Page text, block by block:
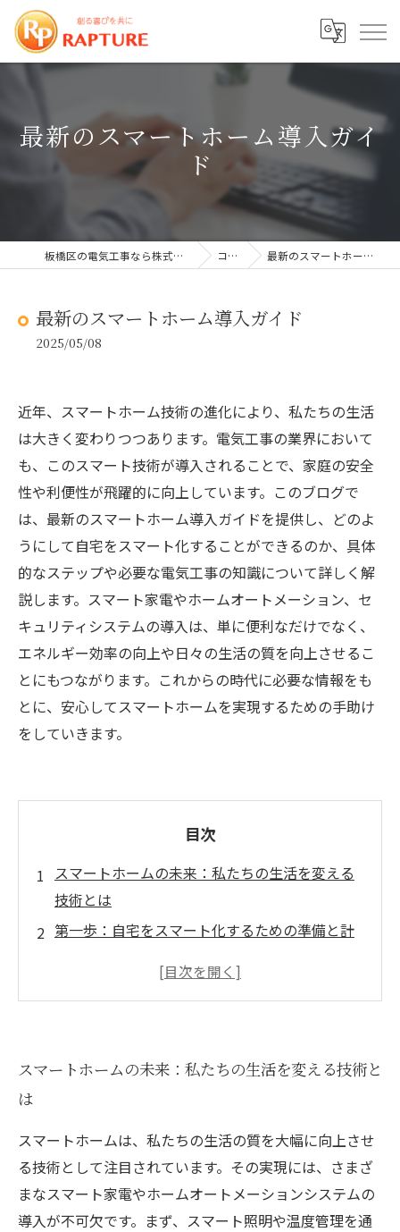
最新のスマートホーム導入ガイ
ド
板橋区の電気工事なら株式会社ラプチャー コラム 最新のスマートホーム導入ガイド
最新のスマートホーム導入ガイド
2025/05/08
近年、スマートホーム技術の進化により、私たちの生活
は大きく変わりつつあります。電気工事の業界において
も、このスマート技術が導入されることで、家庭の安全
性や利便性が飛躍的に向上しています。このブログで
は、最新のスマートホーム導入ガイドを提供し、どのよ
うにして自宅をスマート化することができるのか、具体
的なステップや必要な電気工事の知識について詳しく解
説します。スマート家電やホームオートメーション、セ
キュリティシステムの導入は、単に便利なだけでなく、
エネルギー効率の向上や日々の生活の質を向上させるこ
とにもつながります。これからの時代に必要な情報をも
とに、安心してスマートホームを実現するための手助け
をしていきます。
目次
スマートホームの未来：私たちの生活を変える
技術とは
第一歩：自宅をスマート化するための準備と計
具体的な導入ステップ：必要な電気工事と機器
日常生活を豊かにするスマート家電の選び方
るメリット
新しい生活様式：スマートホーム実現の次のス
テップ
スマートホームの未来：私たちの生活を変える技術と
は
スマートホームは、私たちの生活の質を大幅に向上させ
る技術として注目されています。その実現には、さまざ
まなスマート家電やホームオートメーションシステムの
導入が不可欠です。まず、スマート照明や温度管理を通